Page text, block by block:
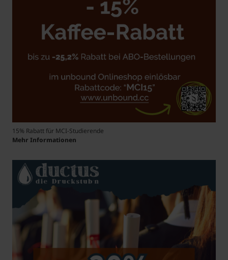
15% Rabatt für MCI-Studierende
Mehr Informationen